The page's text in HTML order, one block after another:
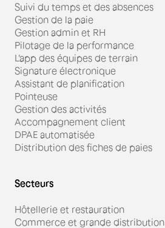
Suivi du temps et des absences
Gestion de la paie
Gestion admin et RH
Pilotage de la performance
L'app des équipes de terrain
Signature électronique
Assistant de planification
Pointeuse
Gestion des activités
Accompagnement client
DPAE automatisée
Distribution des fiches de paies
Secteurs
Hôtellerie et restauration
Commerce et grande distribution